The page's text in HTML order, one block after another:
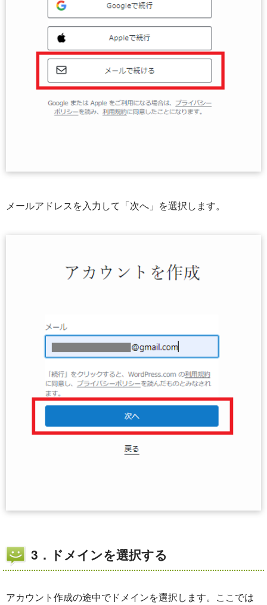
メールアドレスを入力して「次へ」を選択します。
3．ドメインを選択する
アカウント作成の途中でドメインを選択します。ここでは